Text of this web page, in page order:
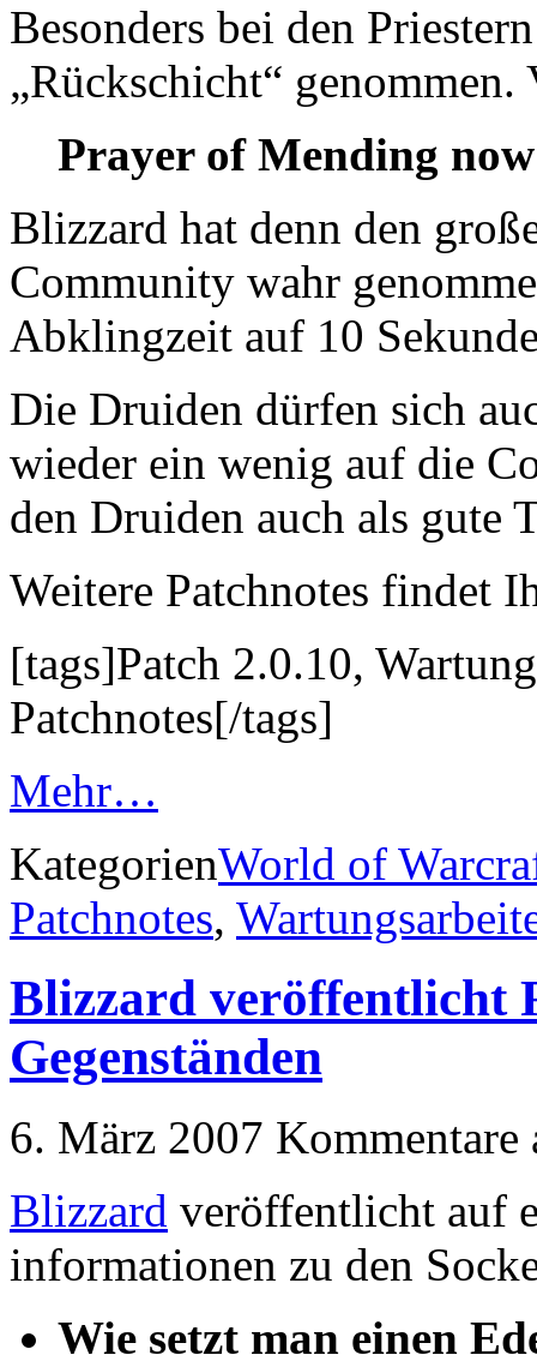
Besonders bei den
„Rückschicht“
Prayer of Mending
Blizzard hat denn den
Community wahr
Abklingzeit auf 10
Die Druiden dürfen sich
wieder ein wenig auf die
den Druiden auch als gute
Weitere Patchnotes findet
[tags]Patch 2.0.10,
Patchnotes[/tags]
Mehr…
KategorienWorld of
Patchnotes,
Blizzard veröffentlicht
Gegenständen
6. März 2007 Kommentare
Blizzard veröffentlicht auf
informationen zu den
Wie setzt man einen